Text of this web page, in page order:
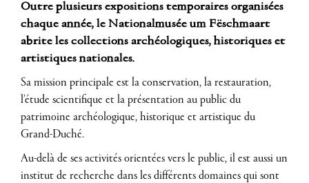
Outre plusieurs expositions temporaires organisées
chaque année, le Nationalmusée um Fëschmaart
abrite les collections archéologiques, historiques et
artistiques nationales.
Sa mission principale est la conservation, la restauration,
l’étude scientifique et la présentation au public du
patrimoine archéologique, historique et artistique du
Grand-Duché.
Au-delà de ses activités orientées vers le public, il est aussi un
institut de recherche dans les différents domaines qui sont